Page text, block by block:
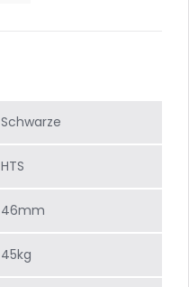
Schwarze
HTS
46mm
45kg